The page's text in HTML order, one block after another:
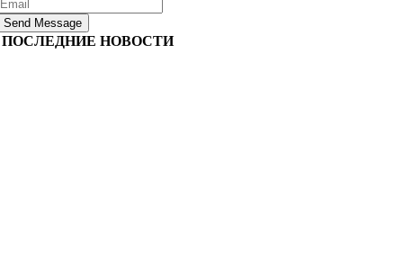
Send Message
ПОСЛЕДНИЕ НОВОСТИ